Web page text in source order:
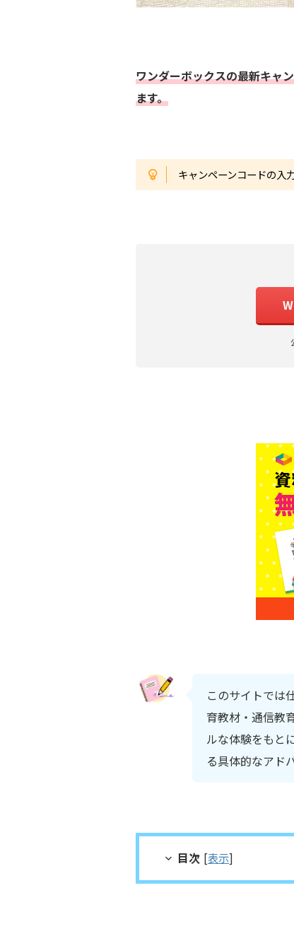
ワンダーボックスの最新キャ
ます。
キャンペーンコードの入
このサイトでは
育教材・通信教
ルな体験をもと
る具体的なアド
目次 [表示]